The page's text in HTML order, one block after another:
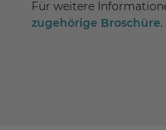
Für weitere
zugehörige Broschüre.